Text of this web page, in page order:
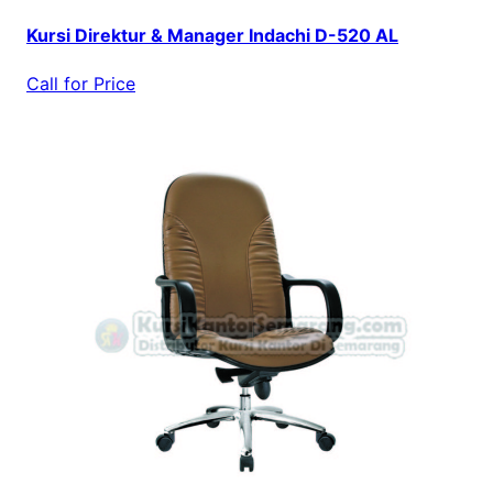
Kursi Direktur & Manager Indachi D-520 AL
Call for Price